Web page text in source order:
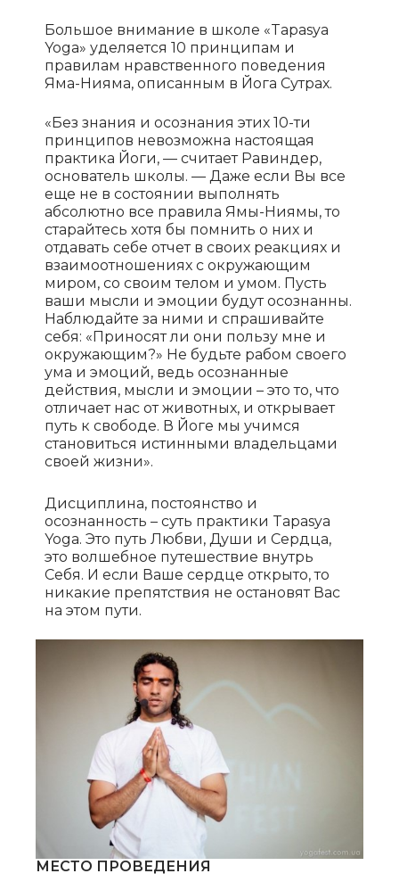
Большое внимание в школе «Tapasya
Yoga» уделяется 10 принципам и
правилам нравственного поведения
Яма-Нияма, описанным в Йога Сутрах.
«Без знания и осознания этих 10-ти
принципов невозможна настоящая
практика Йоги, — считает Равиндер,
основатель школы. — Даже если Вы все
еще не в состоянии выполнять
абсолютно все правила Ямы-Ниямы, то
старайтесь хотя бы помнить о них и
отдавать себе отчет в своих реакциях и
взаимоотношениях с окружающим
миром, со своим телом и умом. Пусть
ваши мысли и эмоции будут осознанны.
Наблюдайте за ними и спрашивайте
себя: «Приносят ли они пользу мне и
окружающим?» Не будьте рабом своего
ума и эмоций, ведь осознанные
действия, мысли и эмоции – это то, что
отличает нас от животных, и открывает
путь к свободе. В Йоге мы учимся
становиться истинными владельцами
своей жизни».
Дисциплина, постоянство и
осознанность – суть практики Tapasya
Yoga. Это путь Любви, Души и Сердца,
это волшебное путешествие внутрь
Себя. И если Ваше сердце открыто, то
никакие препятствия не остановят Вас
на этом пути.
МЕСТО ПРОВЕДЕНИЯ